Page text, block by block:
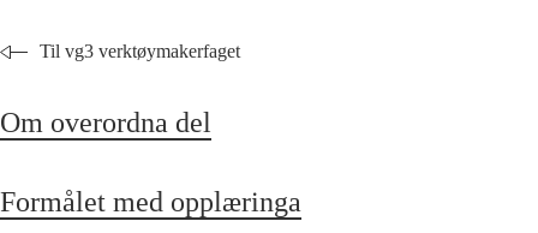
Til vg3 verktøymakerfaget
Om overordna del
Formålet med opplæringa